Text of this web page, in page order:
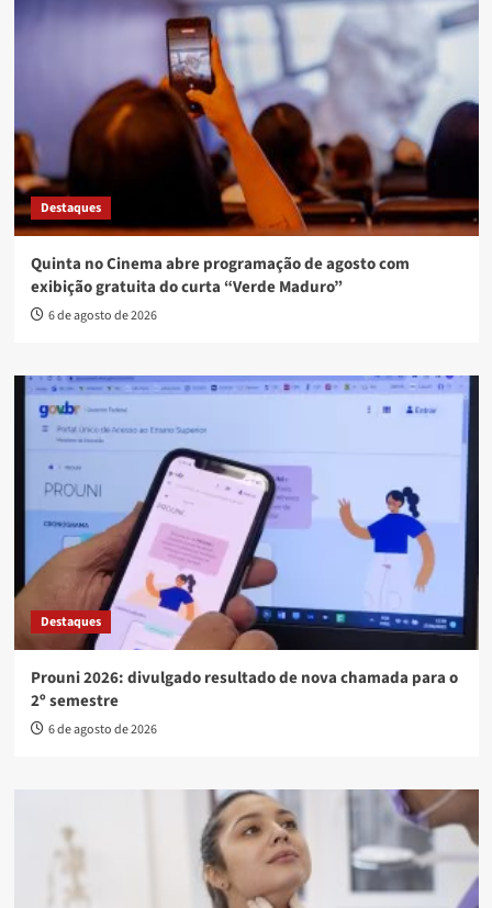
Destaques
Quinta no Cinema abre programação de agosto com
exibição gratuita do curta “Verde Maduro”
6 de agosto de 2026
Destaques
Prouni 2026: divulgado resultado de nova chamada para o
2º semestre
6 de agosto de 2026